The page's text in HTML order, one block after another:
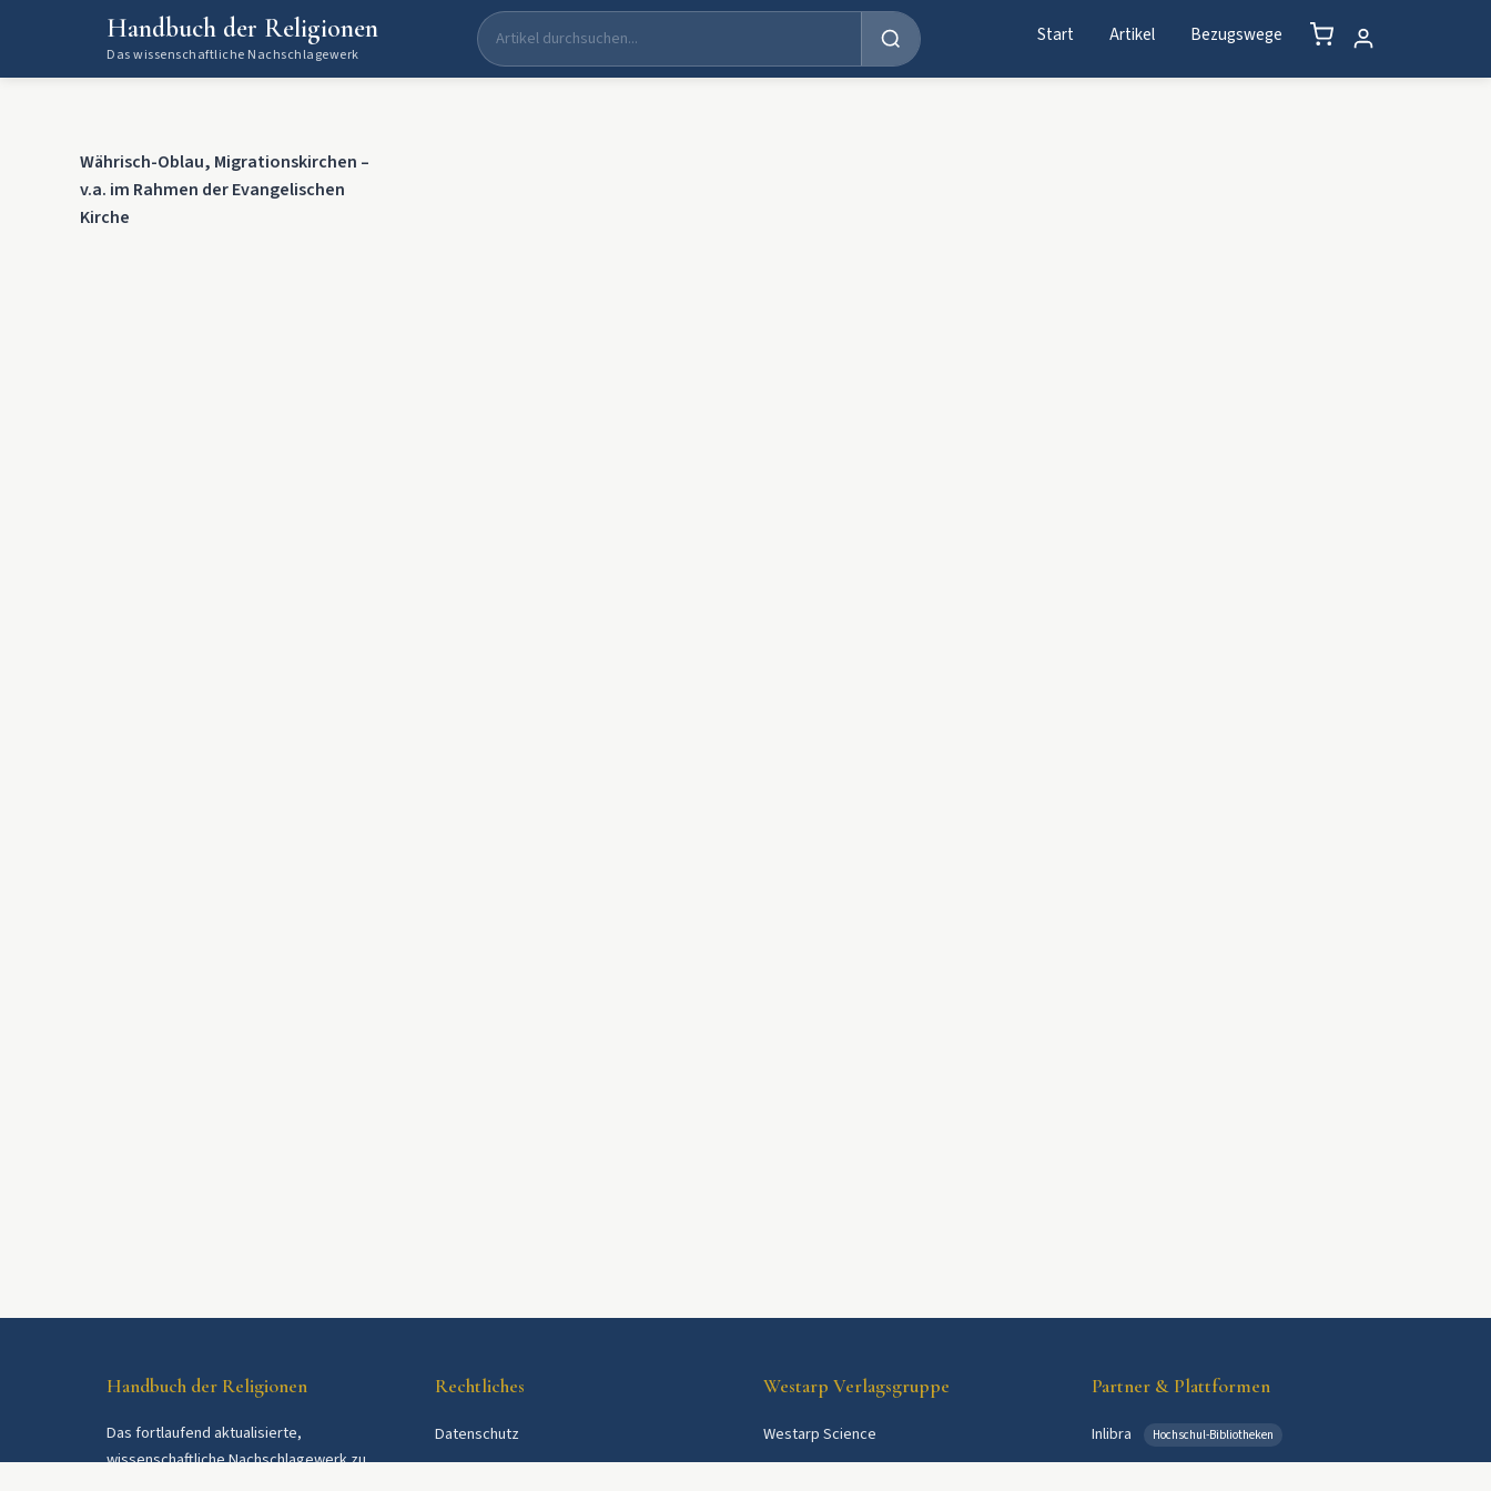
Handbuch der Religionen
Das wissenschaftliche Nachschlagewerk
Start Artikel Bezugswege
Währisch-Oblau, Migrationskirchen –
v.a. im Rahmen der Evangelischen
Kirche
Handbuch der Religionen
Das fortlaufend aktualisierte,
wissenschaftliche Nachschlagewerk zu
Rechtliches
Datenschutz
Westarp Verlagsgruppe
Westarp Science
Partner & Plattformen
Inlibra Hochschul-Bibliotheken